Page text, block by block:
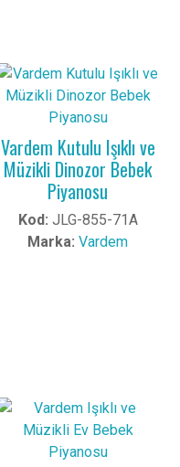
Vardem Kutulu Işıklı ve
Müzikli Dinozor Bebek
Piyanosu
Kod: JLG-855-71A
Marka: Vardem